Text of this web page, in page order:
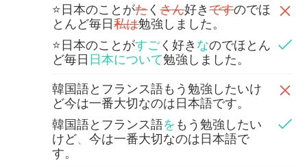
⭐️日本のことがたくさん好きですのでほ
とんど毎日私は勉強しました。
⭐️日本のことがすごく好き なのでほとん
ど毎日 日本について勉強しました。
韓国語とフランス語もう勉強したいけ
ど今は一番大切なのは日本語です。
韓国語とフランス語を もう勉強したい
けど、今は一番大切なのは日本語で
す。